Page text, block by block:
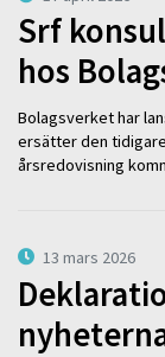
Srf
hos
Bolagsverket har
ersätter den
årsredovisning
13 mars 2026